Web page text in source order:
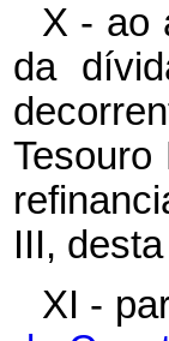
X - ao
da
III,
XI -